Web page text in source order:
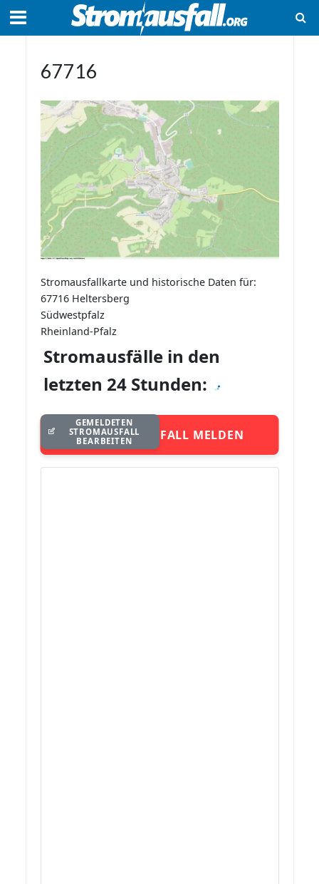
67716
Stromausfallkarte und historische Daten für:
67716 Heltersberg
Südwestpfalz
Rheinland-Pfalz
Stromausfälle in den
letzten 24 Stunden:
STROMAUSFALL MELDEN
GEMELDETEN
STROMAUSFALL
BEARBEITEN